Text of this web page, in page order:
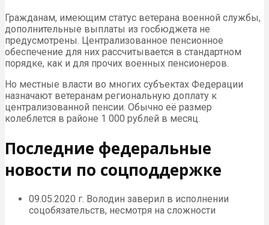
Гражданам, имеющим статус ветерана военной службы,
дополнительные выплаты из госбюджета не
предусмотрены. Централизованное пенсионное
обеспечение для них рассчитывается в стандартном
порядке, как и для прочих военных пенсионеров.
Но местные власти во многих субъектах Федерации
назначают ветеранам региональную доплату к
централизованной пенсии. Обычно её размер
колеблется в районе 1 000 рублей в месяц.
Последние федеральные
новости по соцподдержке
09.05.2020 г. Володин заверил в исполнении
соцобязательств, несмотря на сложности